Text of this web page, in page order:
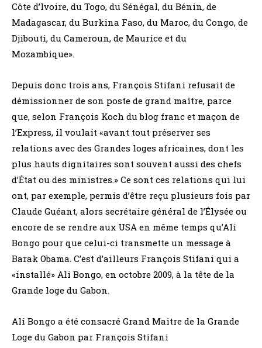
Côte d’Ivoire, du Togo, du Sénégal, du Bénin, de
Madagascar, du Burkina Faso, du Maroc, du Congo, de
Djibouti, du Cameroun, de Maurice et du
Mozambique».
Depuis donc trois ans, François Stifani refusait de
démissionner de son poste de grand maître, parce
que, selon François Koch du blog franc et maçon de
l’Express, il voulait «avant tout préserver ses
relations avec des Grandes loges africaines, dont les
plus hauts dignitaires sont souvent aussi des chefs
d’État ou des ministres.» Ce sont ces relations qui lui
ont, par exemple, permis d’être reçu plusieurs fois par
Claude Guéant, alors secrétaire général de l’Élysée ou
encore de se rendre aux USA en même temps qu’Ali
Bongo pour que celui-ci transmette un message à
Barak Obama. C’est d’ailleurs François Stifani qui a
«installé» Ali Bongo, en octobre 2009, à la tête de la
Grande loge du Gabon.
Ali Bongo a été consacré Grand Maitre de la Grande
Loge du Gabon par François Stifani